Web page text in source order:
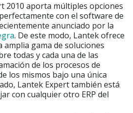
2010 aporta múltiples opciones
con el software de
anunciado por la
. De este modo, Lantek ofrece
amplia gama de soluciones
todas y cada una de las
de los procesos de
los mismos bajo una única
Lantek Expert también está
con cualquier otro ERP del